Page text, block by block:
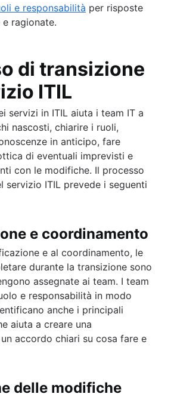
e responsabilità per risposte
ragionate.
di transizione
ITIL
servizi in ITIL aiuta i team IT a
nascosti, chiarire i ruoli,
in anticipo, fare
di eventuali imprevisti e
con le modifiche. Il processo
servizio ITIL prevede i seguenti
e coordinamento
e al coordinamento, le
durante la transizione sono
assegnate ai team. I team
e responsabilità in modo
anche i principali
aiuta a creare una
accordo chiari su cosa fare e
delle modifiche